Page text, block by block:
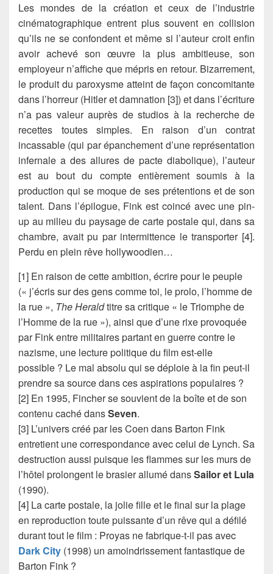
Les mondes de la création et ceux de l’industrie
cinématographique entrent plus souvent en collision
qu’ils ne se confondent et même si l’auteur croit enfin
avoir achevé son œuvre la plus ambitieuse, son
employeur n’affiche que mépris en retour. Bizarrement,
le produit du paroxysme atteint de façon concomitante
dans l’horreur (Hitler et damnation [3]) et dans l’écriture
n’a pas valeur auprès de studios à la recherche de
recettes toutes simples. En raison d’un contrat
incassable (qui par épanchement d’une représentation
infernale a des allures de pacte diabolique), l’auteur
est au bout du compte entièrement soumis à la
production qui se moque de ses prétentions et de son
talent. Dans l’épilogue, Fink est coincé avec une pin-
up au milieu du paysage de carte postale qui, dans sa
chambre, avait pu par intermittence le transporter [4].
Perdu en plein rêve hollywoodien…
[1] En raison de cette ambition, écrire pour le peuple
(« j’écris sur des gens comme toi, le prolo, l’homme de
la rue », The Heraldtitre sa critique « le Triomphe de
l’Homme de la rue »), ainsi que d’une rixe provoquée
par Fink entre militaires partant en guerre contre le
nazisme, une lecture politique du film est-elle
possible ? Le mal absolu qui se déploie à la fin peut-il
prendre sa source dans ces aspirations populaires ?
[2] En 1995, Fincher se souvient de la boîte et de son
contenu caché dansSeven.
[3] L’univers créé par les Coen dans Barton Fink
entretient une correspondance avec celui de Lynch. Sa
destruction aussi puisque les flammes sur les murs de
l’hôtel prolongent le brasier allumé dansSailor et Lula
(1990).
[4] La carte postale, la jolie fille et le final sur la plage
en reproduction toute puissante d’un rêve qui a défilé
durant tout le film : Proyas ne fabrique-t-il pas avec
Dark City (1998) un amoindrissement fantastique de
Barton Fink ?